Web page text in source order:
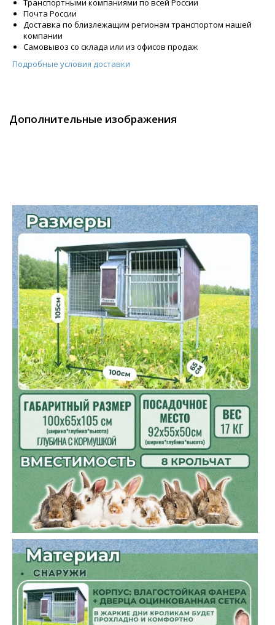
Транспортными компаниями по всей России
Почта России
Доставка по близлежащим регионам транспортом нашей
компании
Самовывоз со склада или из офисов продаж
Подробные условия доставки
Дополнительные изображения